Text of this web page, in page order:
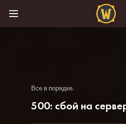
Все в порядке.
500: сбой на